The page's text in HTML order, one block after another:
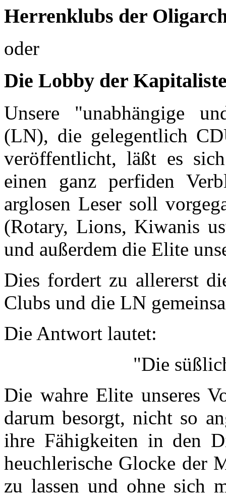
Herrenklubs der
oder
Die Lobby der
Unsere "unabhängige
(LN), die gelegentlich
veröffentlicht, läßt es
einen ganz perfiden
arglosen Leser soll
(Rotary, Lions, Kiwanis
und außerdem die Elite
Dies fordert zu allererst
Clubs und die LN
Die Antwort lautet:
"Die
Die wahre Elite unseres
darum besorgt, nicht so
ihre Fähigkeiten in den
heuchlerische Glocke der
zu lassen und ohne sich